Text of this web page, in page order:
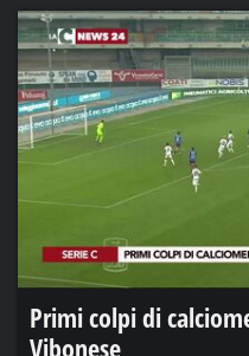
Primi colpi di
Vibonese